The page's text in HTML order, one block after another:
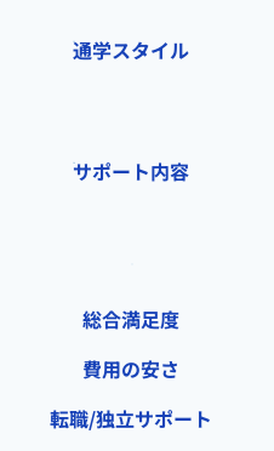
通学スタイル
サポート内容
総合満足度
費用の安さ
転職/独立サポート